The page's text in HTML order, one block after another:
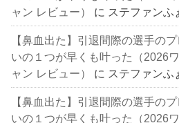
ャン レビュー）
に ステファンふ
【鼻血出た】引退間際の選手の
いの１つが早くも叶った（2026
ャン レビュー）
に ステファンふ
【鼻血出た】引退間際の選手の
いの１つが早くも叶った（2026